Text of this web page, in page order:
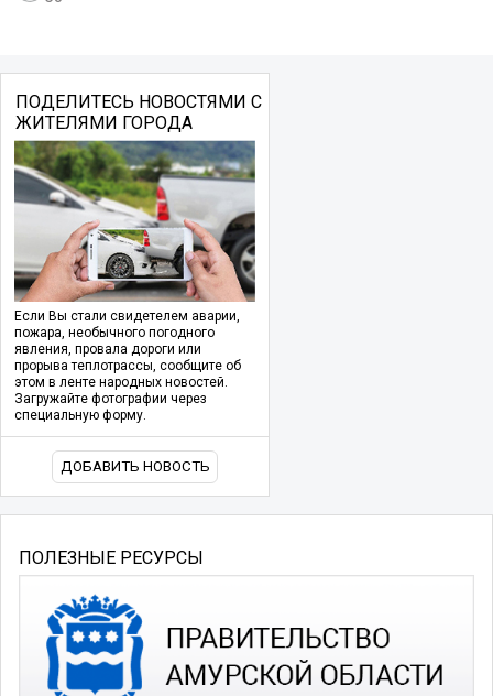
ПОДЕЛИТЕСЬ НОВОСТЯМИ С
ЖИТЕЛЯМИ ГОРОДА
Если Вы стали свидетелем аварии,
пожара, необычного погодного
явления, провала дороги или
прорыва теплотрассы, сообщите об
этом в ленте народных новостей.
Загружайте фотографии через
специальную форму.
ДОБАВИТЬ НОВОСТЬ
ПОЛЕЗНЫЕ РЕСУРСЫ